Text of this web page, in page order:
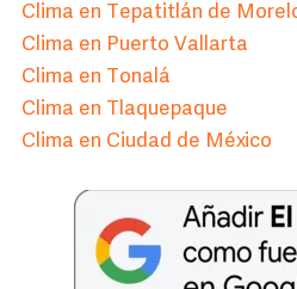
Clima en Tepatitlán de
Clima en Puerto Vallarta
Clima en Tonalá
Clima en Tlaquepaque
Clima en Ciudad de México